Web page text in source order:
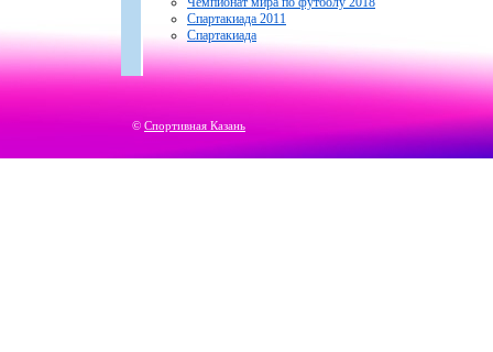
Спартакиада 2011
Спартакиада
© Спортивная Казань